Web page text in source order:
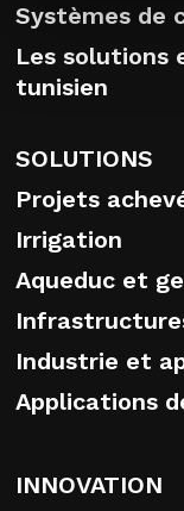
Systèmes de
Les solutions
tunisien
SOLUTIONS
Projets
Irrigation
Aqueduc et
Industrie et
Applications
INNOVATION